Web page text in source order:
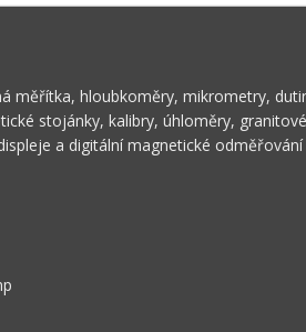
měřítka, hloubkoměry, mikrometry,
stojánky, kalibry, úhloměry,
a digitální magnetické odměřování